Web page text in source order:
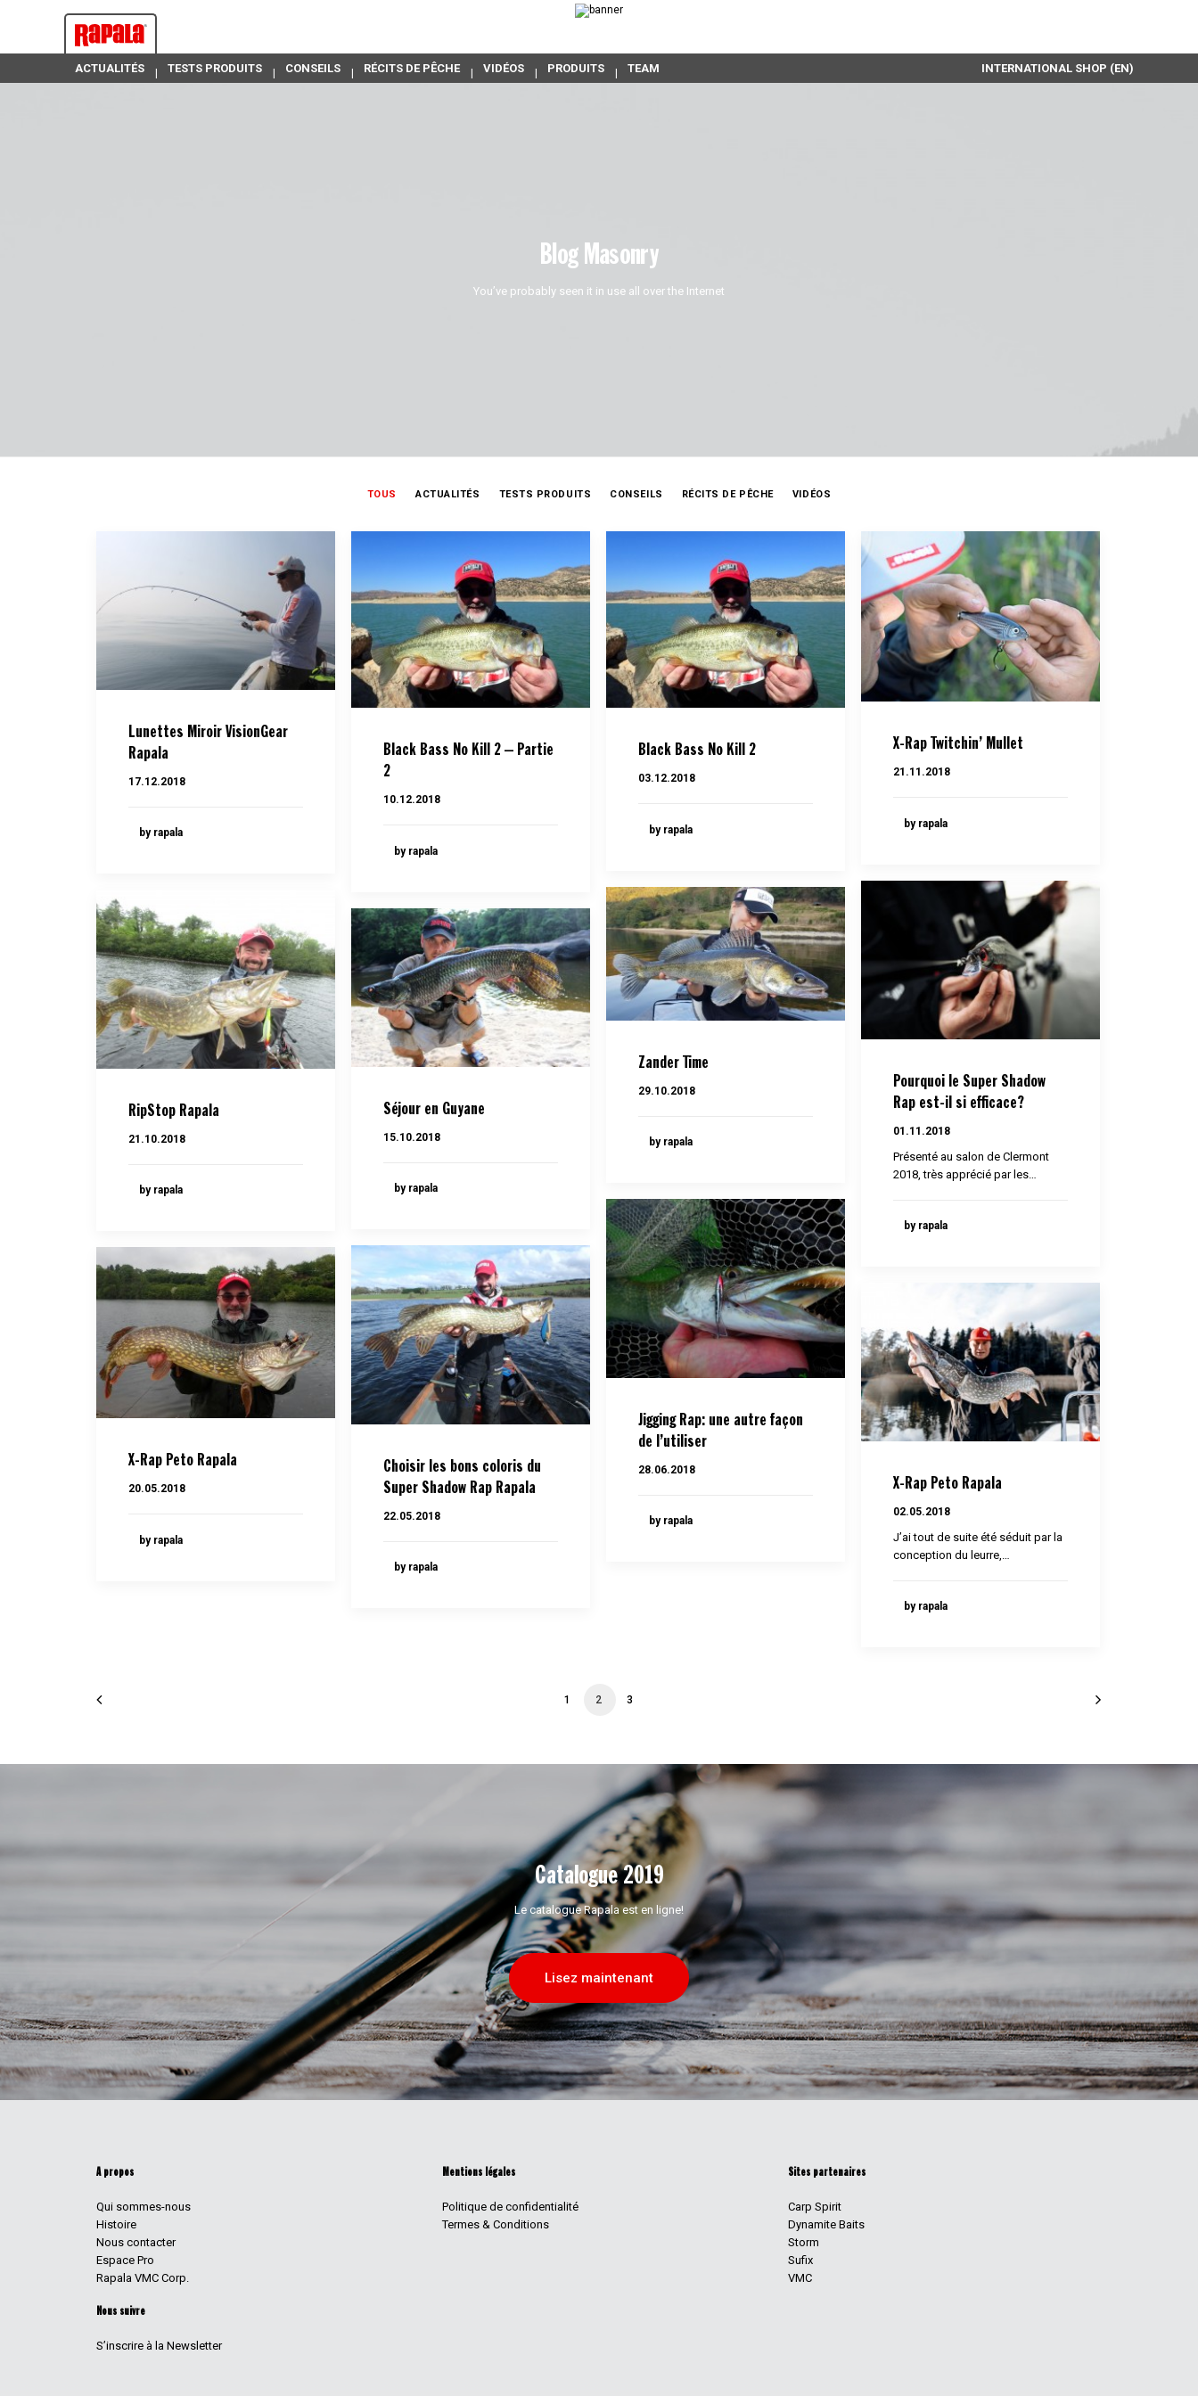
ACTUALITÉS TESTS PRODUITS CONSEILS RÉCITS DE PÊCHE VIDÉOS PRODUITS TEAM INTERNATIONAL SHOP (EN)
Blog Masonry
You’ve probably seen it in use all over the Internet
TOUS ACTUALITÉS TESTS PRODUITS CONSEILS RÉCITS DE PÊCHE VIDÉOS
Lunettes Miroir VisionGear
Rapala
17.12.2018
by rapala
Black Bass No Kill 2 – Partie
2
10.12.2018
by rapala
Black Bass No Kill 2
03.12.2018
by rapala
X-Rap Twitchin’ Mullet
21.11.2018
by rapala
Pourquoi le Super Shadow
Rap est-il si efficace?
01.11.2018
Présenté au salon de Clermont
2018, très apprécié par les…
by rapala
Zander Time
29.10.2018
by rapala
RipStop Rapala
21.10.2018
by rapala
Séjour en Guyane
15.10.2018
by rapala
Jigging Rap: une autre façon
de l’utiliser
28.06.2018
by rapala
Choisir les bons coloris du
Super Shadow Rap Rapala
22.05.2018
by rapala
X-Rap Peto Rapala
20.05.2018
by rapala
X-Rap Peto Rapala
02.05.2018
J’ai tout de suite été séduit par la
conception du leurre,…
by rapala
1 2 3
Catalogue 2019
Le catalogue Rapala est en ligne!
Lisez maintenant
A propos
Qui sommes-nous
Histoire
Nous contacter
Espace Pro
Rapala VMC Corp.
Mentions légales
Politique de confidentialité
Termes & Conditions
Sites partenaires
Carp Spirit
Dynamite Baits
Storm
Sufix
VMC
Nous suivre
S’inscrire à la Newsletter